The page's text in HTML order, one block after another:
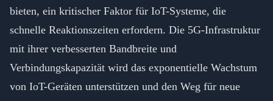
bieten, ein kritischer Faktor für IoT-Systeme, die
schnelle Reaktionszeiten erfordern. Die 5G-Infrastruktur
mit ihrer verbesserten Bandbreite und
Verbindungskapazität wird das exponentielle Wachstum
von IoT-Geräten unterstützen und den Weg für neue